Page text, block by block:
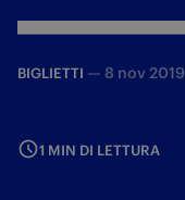
BIGLIETTI — 8 nov 2019
1 MIN DI LETTURA